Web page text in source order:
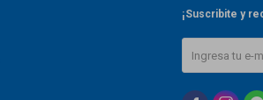
¡Suscribite y